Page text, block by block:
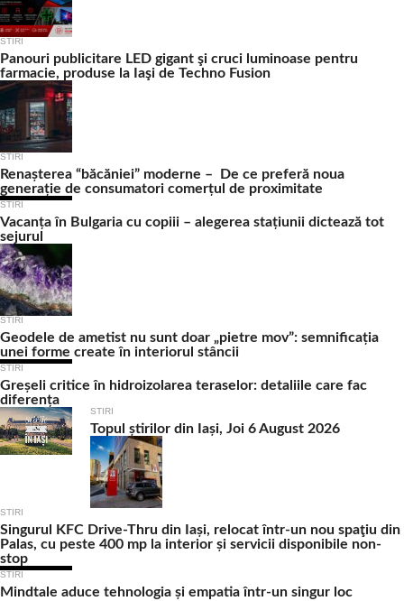
STIRI
Panouri publicitare LED gigant şi cruci luminoase pentru
farmacie, produse la Iaşi de Techno Fusion
STIRI
Renașterea “băcăniei” moderne – De ce preferă noua
generație de consumatori comerțul de proximitate
STIRI
Vacanța în Bulgaria cu copiii – alegerea stațiunii dictează tot
sejurul
STIRI
Geodele de ametist nu sunt doar „pietre mov”: semnificația
unei forme create în interiorul stâncii
STIRI
Greșeli critice în hidroizolarea teraselor: detaliile care fac
diferența
STIRI
Topul știrilor din Iași, Joi 6 August 2026
STIRI
Singurul KFC Drive-Thru din Iași, relocat într-un nou spaţiu din
Palas, cu peste 400 mp la interior și servicii disponibile non-
stop
STIRI
Mindtale aduce tehnologia și empatia într-un singur loc